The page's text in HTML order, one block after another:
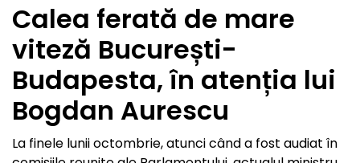
Calea ferată de mare
viteză București-
Budapesta, în atenția lui
Bogdan Aurescu
La finele lunii octombrie, atunci când a fost audiat în